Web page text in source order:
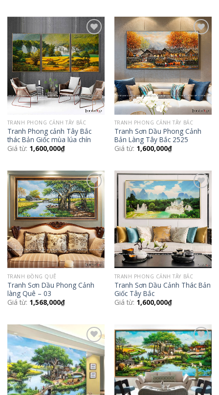
Add to
Wishlist
TRANH PHONG CẢNH TÂY BẮC
Tranh Phong cảnh Tây Bắc
thác Bản Giốc mùa lúa chín
Giá từ: 1,600,000₫
Add to
Wishlist
TRANH PHONG CẢNH TÂY BẮC
Tranh Sơn Dầu Phong Cảnh
Bản Làng Tây Bắc 2525
Giá từ: 1,600,000₫
Add to
Wishlist
TRANH ĐỒNG QUÊ
Tranh Sơn Dầu Phong Cảnh
làng Quê – 03
Giá từ: 1,568,000₫
Add to
Wishlist
TRANH PHONG CẢNH TÂY BẮC
Tranh Sơn Dầu Cảnh Thác Bản
Giốc Tây Bắc
Giá từ: 1,600,000₫
Add to
Wishlist
Add to
Wishlist